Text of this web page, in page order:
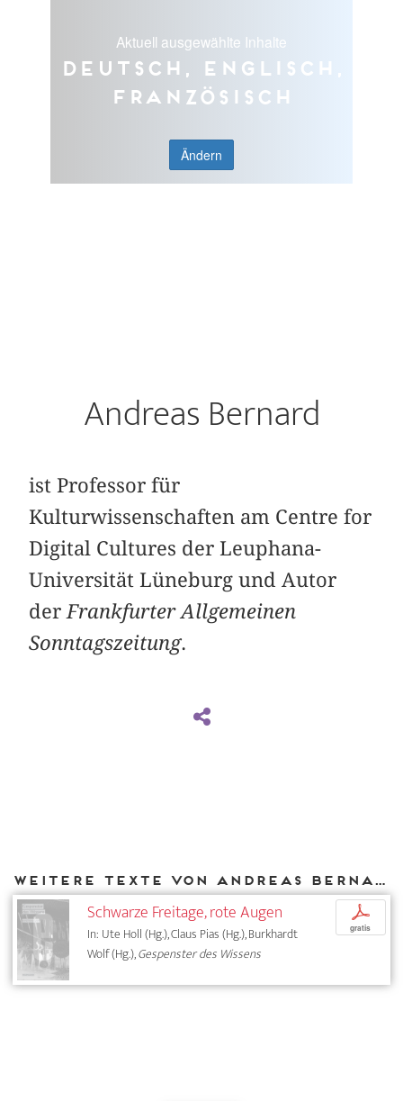
Aktuell ausgewählte Inhalte
Deutsch, Englisch,
Französisch
Ändern
Andreas Bernard
ist Professor für
Kulturwissenschaften am Centre for
Digital Cultures der Leu­phana-
Universität Lüneburg und Autor
der Frankfurter Allgemeinen
Sonntagszeitung.
Weitere Texte von Andreas Bernard bei DIAPHANES
Schwarze Freitage, rote Augen
In: Ute Holl (Hg.), Claus Pias (Hg.), Burkhardt
Wolf (Hg.),Gespenster des Wissens
p
gratis